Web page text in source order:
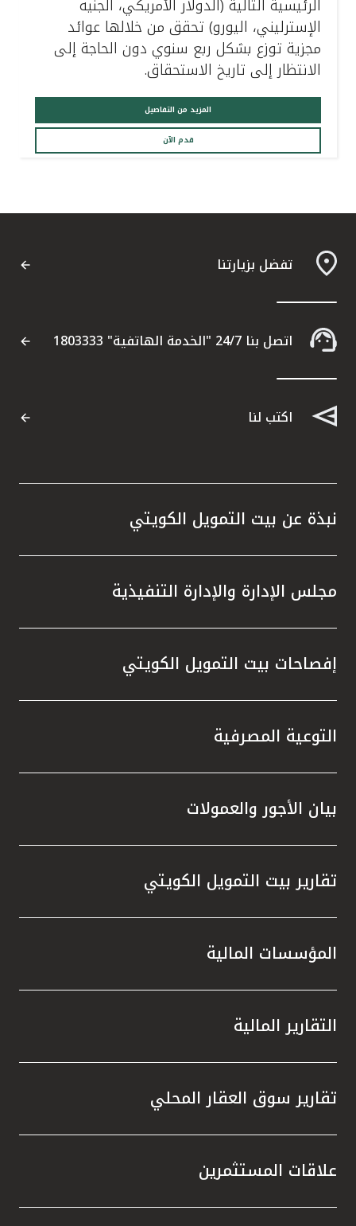
الإسترليني، اليورو) تحقق من خلالها عوائد
مجزية توزع بشكل ربع سنوي دون الحاجة إلى
الانتظار إلى تاريخ الاستحقاق.
المزيد من التفاصيل
قدم الآن
تفضل بزيارتنا
اتصل بنا 24/7 "الخدمة الهاتفية" 1803333
اكتب لنا
نبذة عن بيت التمويل الكويتي
مجلس الإدارة والإدارة التنفيذية
إفصاحات بيت التمويل الكويتي
التوعية المصرفية
بيان الأجور والعمولات
تقارير بيت التمويل الكويتي
المؤسسات المالية
التقارير المالية
تقارير سوق العقار المحلي
علاقات المستثمرين